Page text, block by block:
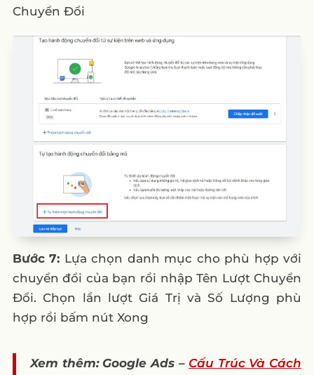
Chuyển Đổi
Bước 7: Lựa chọn danh mục cho phù hợp với
chuyển đổi của bạn rồi nhập Tên Lượt Chuyển
Đổi. Chọn lần lượt Giá Trị và Số Lượng phù
hợp rồi bấm nút Xong
Xem thêm: Google Ads – Cấu Trúc Và Cách